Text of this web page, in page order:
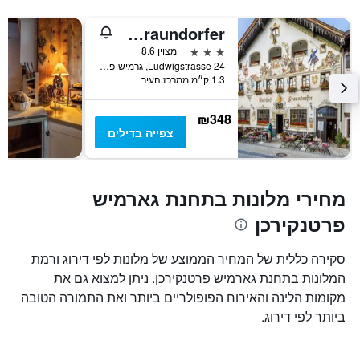
Gasthof Fraundorfer
3 כוכבים
מצוין 8.6
Ludwigstrasse 24, גרמיש-פרטנקירכן, בוואריה, גרמניה
1.3 ק״מ ממרכז העיר
₪348
צפייה בדילים
מחירי מלונות בתחנת גארמיש
פרטנקירכן
סקירה כללית של המחיר הממוצע של מלונות לפי דירוג ורמת
המלונות בתחנת גארמיש פרטנקירכן. ניתן למצוא גם את
מקומות הלינה והאירוח הפופולריים ביותר ואת התמורה הטובה
ביותר לפי דירוג.